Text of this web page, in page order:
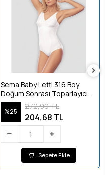
Sema Baby Letti 316 Boy
Doğum Sonrası Toparlayıcı
Korse Beden:44 Ten
%25
272,90 TL
204,68 TL
Sepete Ekle